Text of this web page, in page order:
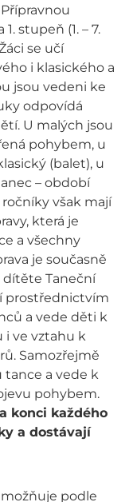
stupeň (1. – 7.
se učí
i klasického a
jsou vedeni ke
odpovídá
U malých jsou
pohybem, u
(balet), u
– období
však mají
která je
a všechny
je současně
Taneční
prostřednictvím
a vede děti k
i ve vztahu k
Samozřejmě
tance a vede k
pohybem.
konci každého
a dostávají
podle